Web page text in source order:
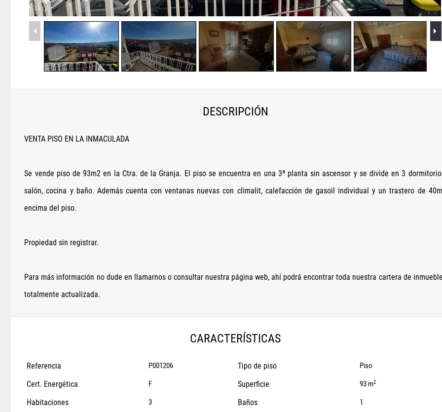
1 /11
DESCRIPCIÓN
VENTA PISO EN LA INMACULADA
Se vende piso de 93m2 en la Ctra. de la Granja. El piso se encuentra en una 3ª planta sin ascensor y se divide en 3
salón, cocina y baño. Además cuenta con ventanas nuevas con climalit, calefacción de gasoil individual y un trastero de
encima del piso.
Propiedad sin registrar.
Para más información no dude en llamarnos o consultar nuestra página web, ahí podrá encontrar toda nuestra cartera de
totalmente actualizada.
CARACTERÍSTICAS
Referencia P001206 Tipo de piso Piso
Cert. Energética F Superficie 93 m2
Habitaciones 3 Baños 1